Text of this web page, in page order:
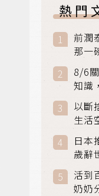
熱門
前潤
那一
8/6
知識
拜哪
以斷
生活
日本
歲辭
獻身
數
活到
奶奶